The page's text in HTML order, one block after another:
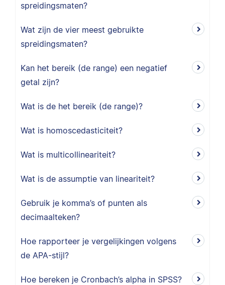
spreidingsmaten?
Wat zijn de vier meest gebruikte
spreidingsmaten?
Kan het bereik (de range) een negatief
getal zijn?
Wat is de het bereik (de range)?
Wat is homoscedasticiteit?
Wat is multicollineariteit?
Wat is de assumptie van lineariteit?
Gebruik je komma’s of punten als
decimaalteken?
Hoe rapporteer je vergelijkingen volgens
de APA-stijl?
Hoe bereken je Cronbach’s alpha in SPSS?